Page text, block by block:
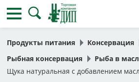
Продукты питания
Консервация
Рыбная консервация
Рыба в
Щука натуральная с добавлением